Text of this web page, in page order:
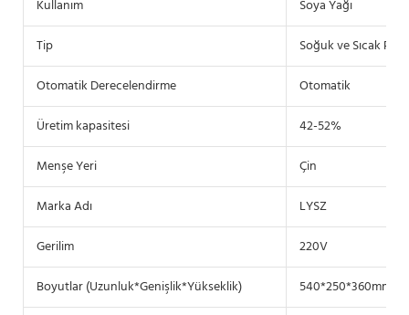
Kullanım
Soya Yağı
Tip
Soğuk ve Sıcak
Otomatik Derecelendirme
Otomatik
Üretim kapasitesi
42-52%
Menşe Yeri
Çin
Marka Adı
LYSZ
Gerilim
220V
Boyutlar (Uzunluk*Genişlik*Yükseklik)
540*250*360mm